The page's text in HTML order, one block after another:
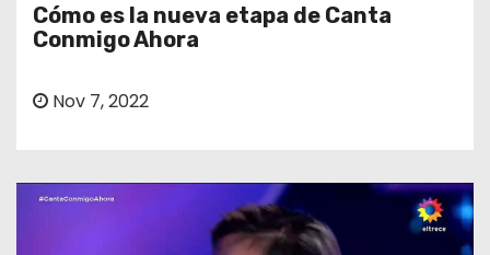
Cómo es la nueva etapa de Canta
Conmigo Ahora
Nov 7, 2022